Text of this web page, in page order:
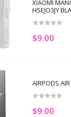
XIAOMI
HSEJO3JY
$9.00
AIRPODS
$9.00